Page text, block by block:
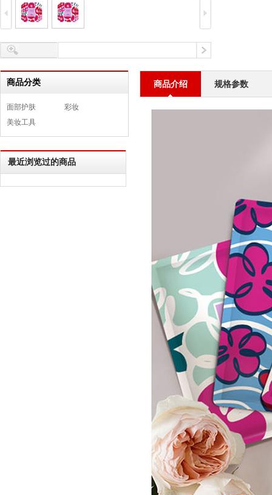
商品分类
面部护肤
彩妆
美妆工具
最近浏览过的商品
商品介绍 规格参数